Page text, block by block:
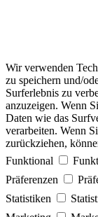
Wir verwenden
zu speichern und/
Surferlebnis zu
anzuzeigen. Wenn
Daten wie das
verarbeiten. Wenn
zurückziehen,
Funktional
Präferenzen
Statistiken